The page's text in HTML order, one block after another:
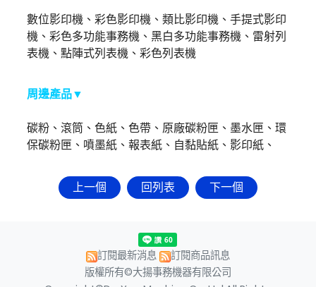
數位影印機、彩色影印機、類比影印機、手提式影印
機、彩色多功能事務機、黑白多功能事務機、雷射列
表機、點陣式列表機、彩色列表機
周邊產品▼
碳粉、滾筒、色紙、色帶、原廠碳粉匣、墨水匣、環
保碳粉匣、噴墨紙、報表紙、自黏貼紙、影印紙、
上一個 回列表 下一個
訂閱最新消息
訂閱商品訊息
版權所有©大揚事務機器有限公司